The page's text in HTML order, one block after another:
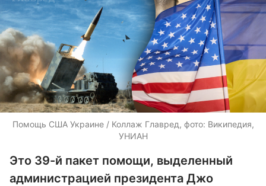
Помощь США Украине / Коллаж Главред, фото: Википедия,
УНИАН
Это 39-й пакет помощи, выделенный
администрацией президента Джо